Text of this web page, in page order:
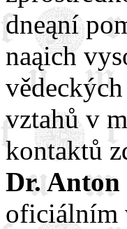
dneąní
naąich
vztahů v
kontaktů
Dr. Anton
oficiálním